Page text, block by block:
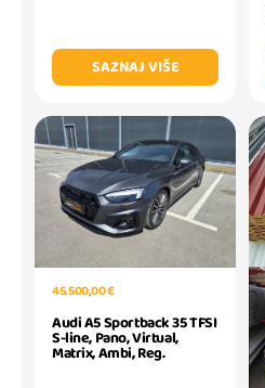
SAZNAJ VIŠE
45.500,00 €
Audi A5 Sportback 35 TFSI
S-line, Pano, Virtual,
Matrix, Ambi, Reg.